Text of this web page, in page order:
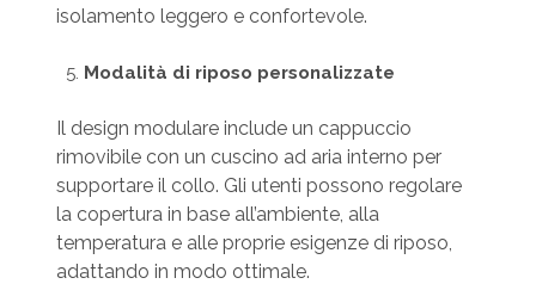
isolamento leggero e confortevole.
Modalità di riposo personalizzate
Il design modulare include un cappuccio
rimovibile con un cuscino ad aria interno per
supportare il collo. Gli utenti possono regolare
la copertura in base all’ambiente, alla
temperatura e alle proprie esigenze di riposo,
adattando in modo ottimale.